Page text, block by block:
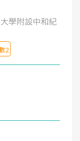
學附設中和紀
2